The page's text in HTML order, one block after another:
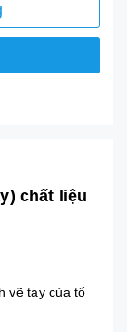
chất liệu
vẽ tay của tổ